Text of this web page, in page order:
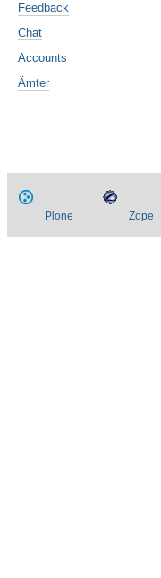
Feedback
Chat
Accounts
Ämter
Plone Zope